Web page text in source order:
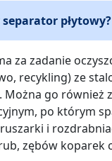
separator płytowy?
za zadanie
recykling) ze
Można go również
po którym
i
zębów koparek